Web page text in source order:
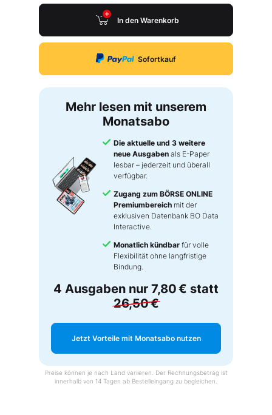
In den Warenkorb
Sofortkauf
Mehr lesen mit unserem
Monatsabo
Die aktuelle und 3 weitere
neue Ausgaben als E-Paper
lesbar – jederzeit und überall
verfügbar.
Zugang zum BÖRSE ONLINE
Premiumbereich mit der
exklusiven Datenbank BO Data
Interactive.
Monatlich kündbar für volle
Flexibilität ohne langfristige
Bindung.
4 Ausgaben nur 7,80 € statt
26,50 €
Jetzt Vorteile mit Monatsabo nutzen
Preise können je nach Land variieren. Der Rechnungsbetrag ist
innerhalb von 14 Tagen ab Bestelleingang zu begleichen.